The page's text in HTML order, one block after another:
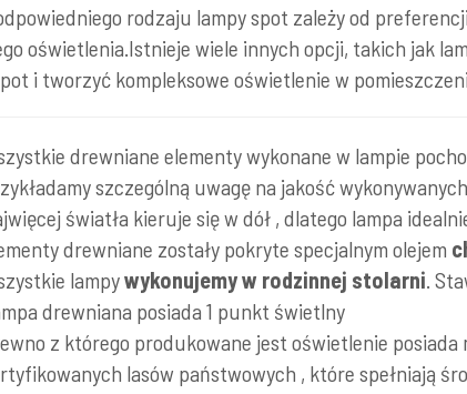
rodzaju lampy spot zależy od
oświetlenia.Istnieje wiele innych opcji, takich jak
i tworzyć kompleksowe oświetlenie w
drewniane elementy wykonane w lampie
szczególną uwagę na jakość
światła kieruje się w dół , dlatego lampa
drewniane zostały pokryte specjalnym olejem
lampywykonujemy w rodzinnej stolarni.
drewniana posiada 1 punkt świetlny
z którego produkowane jest oświetlenie posiada
lasów państwowych , które spełniają